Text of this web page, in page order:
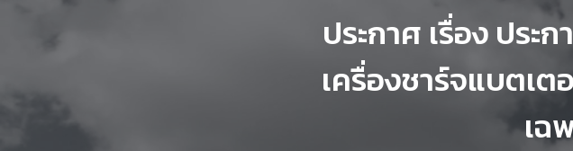
ประกาศ เรื่อง ประ
เครื่องชาร์จแบตเต
เฉ